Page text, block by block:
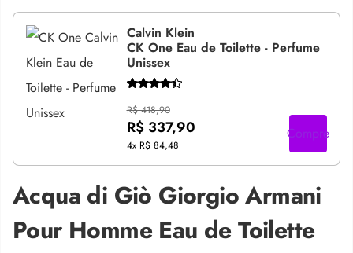
Calvin Klein
CK One Eau de Toilette - Perfume
Unissex
R$ 418,90
R$ 337,90
4x R$ 84,48
Compre
Acqua di Giò Giorgio Armani
Pour Homme Eau de Toilette